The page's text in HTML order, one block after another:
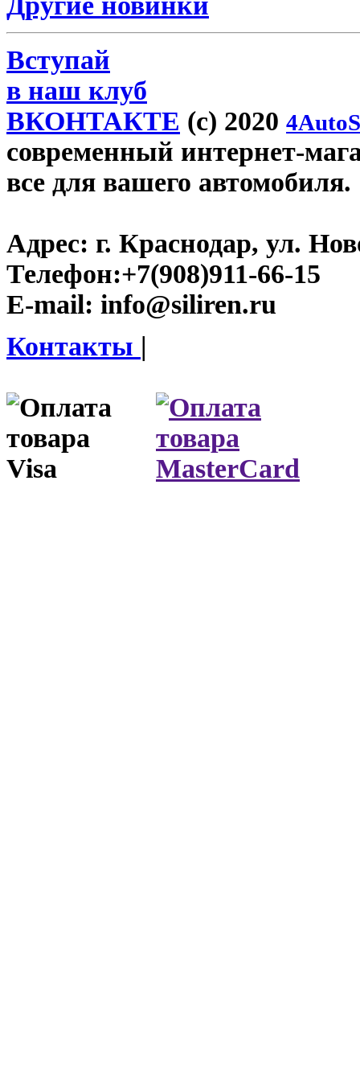
Вступай
в наш клуб
ВКОНТАКТЕ (c) 2020
современный интернет-
все для вашего автомобиля.
Адрес: г. Краснодар, ул.
Телефон:+7(908)911-66-15
E-mail: info@siliren.ru
Контакты |